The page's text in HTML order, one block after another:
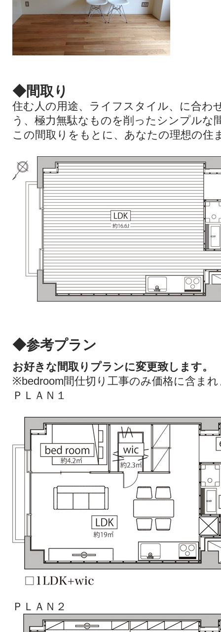
◆間取り
住む人の用途、ライフスタイル、に合わ
う、 極力無駄なものを削ったシンプルな
この間取りをもとに、あなたの理想の住
◆参考プラン
お好きな間取りプランに変更致します。
※bedroom間仕切り工事のみ価格に含ま
ＰＬＡＮ１
ＰＬＡＮ２